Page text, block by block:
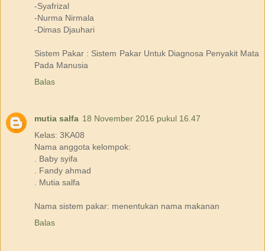
-Syafrizal
-Nurma Nirmala
-Dimas Djauhari
Sistem Pakar : Sistem Pakar Untuk Diagnosa Penyakit Mata
Pada Manusia
Balas
mutia salfa 18 November 2016 pukul 16.47
Kelas: 3KA08
Nama anggota kelompok:
. Baby syifa
. Fandy ahmad
. Mutia salfa
Nama sistem pakar: menentukan nama makanan
Balas